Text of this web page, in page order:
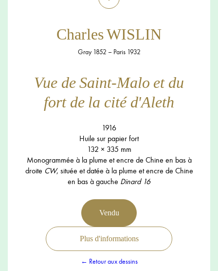
Charles WISLIN
Gray 1852 – Paris 1932
Vue de Saint-Malo et du
fort de la cité d'Aleth
1916
Huile sur papier fort
132 × 335 mm
Monogrammée à la plume et encre de Chine en bas à
droite CW, située et datée à la plume et encre de Chine
en bas à gauche Dinard 16
Vendu
Plus d'informations
← Retour aux dessins